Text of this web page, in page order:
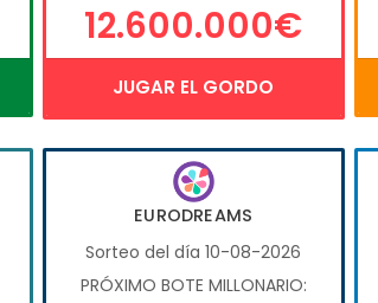
12.600.000€
JUGAR EL GORDO
EURODREAMS
Sorteo del día 10-08-2026
PRÓXIMO BOTE MILLONARIO: